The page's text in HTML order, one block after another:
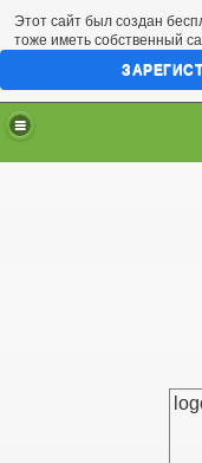
Этот сайт был создан
тоже иметь собственный